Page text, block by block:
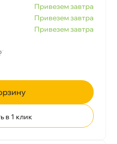
Привезем завтра
Привезем завтра
Привезем завтра
в 1 клик